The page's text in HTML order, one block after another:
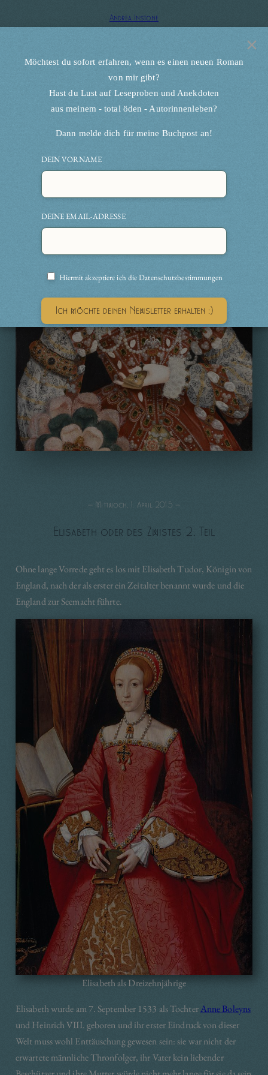
Andrea Instone
Licht & Schatten
— Mittwoch, 1. April 2015 —
Elisabeth oder des Zwistes 2. Teil
Ohne lange Vorrede geht es los mit Elisabeth Tudor, Königin von
England, nach der als erster ein Zeitalter benannt wurde und die
England zur Seemacht führte.
Elisabeth als Dreizehnjährige
Elisabeth wurde am 7. September 1533 als TochterAnne Boleyns
und Heinrich VIII. geboren und ihr erster Eindruck von dieser
Welt muss wohl Enttäuschung gewesen sein: sie war nicht der
erwartete männliche Thronfolger, ihr Vater kein liebender
×
Möchtest du sofort erfahren, wenn es einen neuen Roman
von mir gibt?
Hast du Lust auf Leseproben und Anekdoten
aus meinem - total öden - Autorinnenleben?
Dann melde dich für meine Buchpost an!
DEIN VORNAME
DEINE EMAIL-ADRESSE
Hiermit akzeptiere ich die Datenschutzbestimmungen